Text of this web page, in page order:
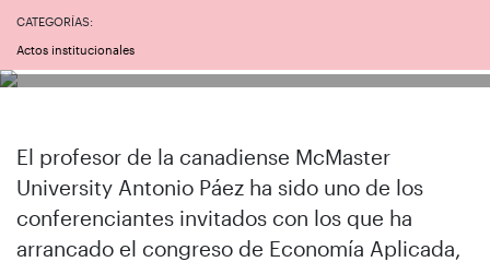
CATEGORÍAS:
Actos institucionales
El profesor de la canadiense McMaster
University Antonio Páez ha sido uno de los
conferenciantes invitados con los que ha
arrancado el congreso de Economía Aplicada,